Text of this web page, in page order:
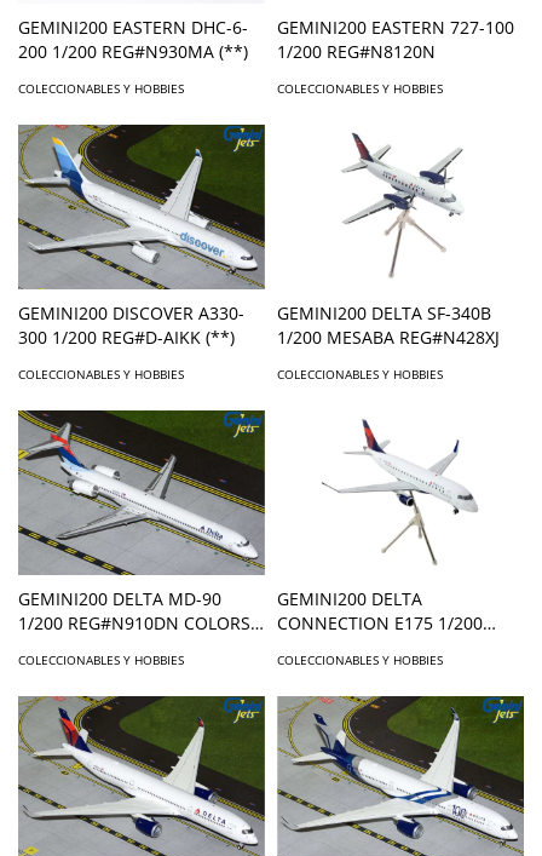
GEMINI200 EASTERN DHC-6-
200 1/200 REG#N930MA (**)
COLECCIONABLES Y HOBBIES
GEMINI200 EASTERN 727-100
1/200 REG#N8120N
COLECCIONABLES Y HOBBIES
GEMINI200 DISCOVER A330-
300 1/200 REG#D-AIKK (**)
COLECCIONABLES Y HOBBIES
GEMINI200 DELTA SF-340B
1/200 MESABA REG#N428XJ
COLECCIONABLES Y HOBBIES
GEMINI200 DELTA MD-90
1/200 REG#N910DN COLORS
COLECCIONABLES Y HOBBIES
GEMINI200 DELTA
CONNECTION E175 1/200
COLECCIONABLES Y HOBBIES